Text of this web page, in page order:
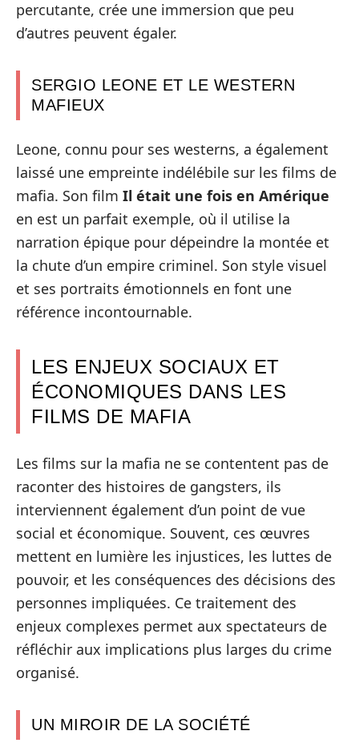
percutante, crée une immersion que peu
d’autres peuvent égaler.
SERGIO LEONE ET LE WESTERN
MAFIEUX
Leone, connu pour ses westerns, a également
laissé une empreinte indélébile sur les films de
mafia. Son film Il était une fois en Amérique
en est un parfait exemple, où il utilise la
narration épique pour dépeindre la montée et
la chute d’un empire criminel. Son style visuel
et ses portraits émotionnels en font une
référence incontournable.
LES ENJEUX SOCIAUX ET
ÉCONOMIQUES DANS LES
FILMS DE MAFIA
Les films sur la mafia ne se contentent pas de
raconter des histoires de gangsters, ils
interviennent également d’un point de vue
social et économique. Souvent, ces œuvres
mettent en lumière les injustices, les luttes de
pouvoir, et les conséquences des décisions des
personnes impliquées. Ce traitement des
enjeux complexes permet aux spectateurs de
réfléchir aux implications plus larges du crime
organisé.
UN MIROIR DE LA SOCIÉTÉ